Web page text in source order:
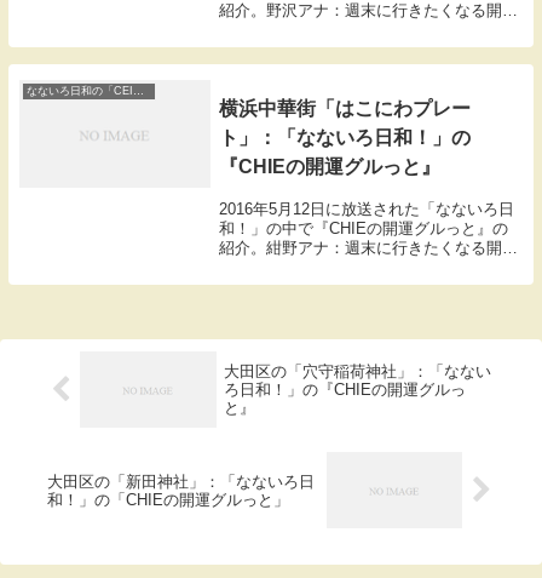
紹介。野沢アナ：週末に行きたくなる開運
今回は牛込神楽坂駅からほど近い場所にあ
る圓福寺。江戸時代には徳川家に祈祷や厄
横浜中華街「はこにわプレー
ト」：「なないろ日和！」の
『CHIEの開運グルっと』
2016年5月12日に放送された「なないろ日
和！」の中で『CHIEの開運グルっと』の
紹介。紺野アナ：週末に行きたくなる開運
本日やってきたのは元町商店街にある「開
大田区の「穴守稲荷神社」：「なない
ろ日和！」の『CHIEの開運グルっ
と』
大田区の「新田神社」：「なないろ日
和！」の「CHIEの開運グルっと」